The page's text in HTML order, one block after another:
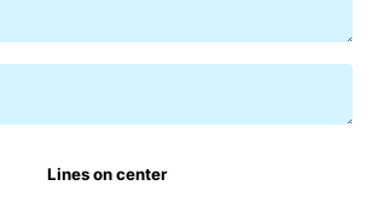
Lines on center